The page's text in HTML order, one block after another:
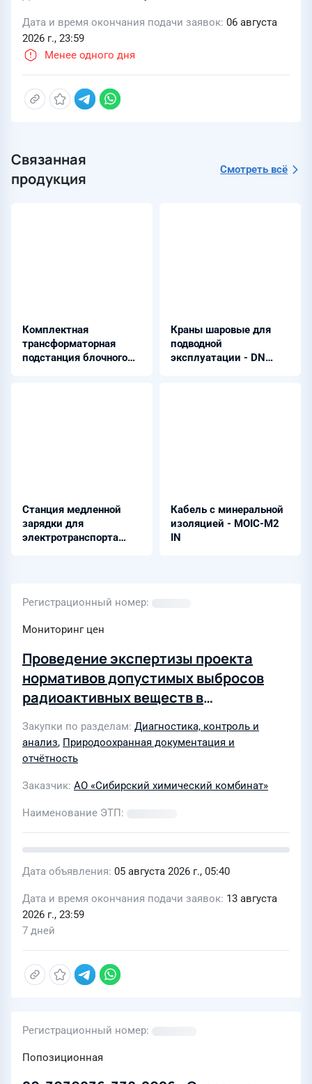
Дата и время окончания подачи заявок 06 августа
2026 г., 23:59
Менее одного дня
Связанная
продукция
Смотреть всё
Комплектная
трансформаторная
подстанция блочного
Краны шаровые для
подводной
эксплуатации - DN
Станция медленной
зарядки для
электротранспорта
Кабель с минеральной
изоляцией - MOIC-M2
IN
Регистрационный номер
Мониторинг цен
Проведение экспертизы проекта
нормативов допустимых выбросов
радиоактивных веществ в
Северск, Томская область, на
предмет его соответствия или
«Правил разработки и установления
нормативов допустимых выбросов
радиоактивных веществ, нормативов
допустимых сбросов радиоактивных
веществ, а также выдачи разрешений
на выбросы радиоактивных веществ,
разрешений на сбросы
радиоактивных веществ»,
утвержденных постановлением
Правительства Российской
Федерации от 02.02.2024 № 99
Закупки по разделам Диагностика, контроль и
анализ, Природоохранная документация и
отчётность
Заказчик АО «Сибирский химический комбинат»
Наименование ЭТП
Дата объявления 05 августа 2026 г., 05:40
Дата и время окончания подачи заявок 13 августа
2026 г., 23:59
7 дней
Регистрационный номер
Попозиционная